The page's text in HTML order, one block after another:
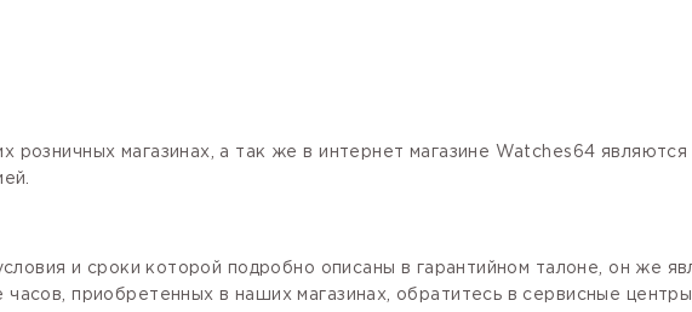
розничных магазинах, а так же в интернет магазине Watches64
и сроки которой подробно описаны в гарантийном талоне, он же
приобретенных в наших магазинах, обратитесь в сервисные